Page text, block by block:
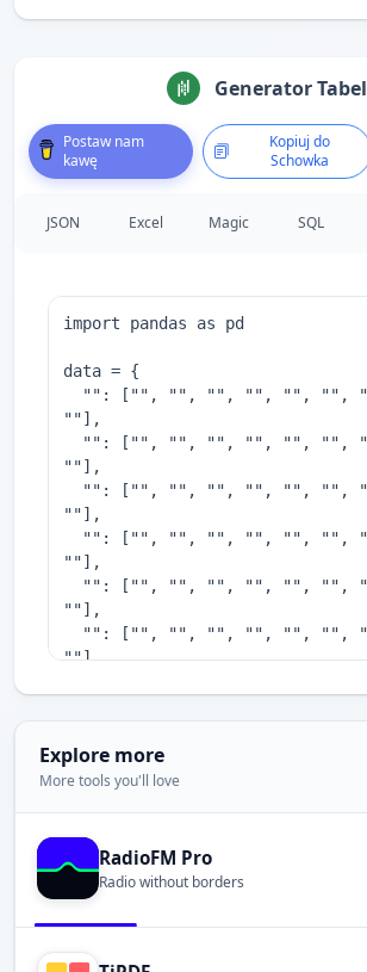
Generator Tabel
Postaw nam
kawę
Kopiuj do
Schowka
JSON Excel Magic SQL
Explore more
More tools you'll love
RadioFM Pro
Radio without borders